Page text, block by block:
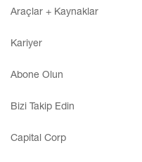
Doğal Taş
Sinterlenmiş Plaka
Keşfet
Araçlar + Kaynaklar
Kariyer
Abone Olun
Bizi Takip Edin
Capital Corp